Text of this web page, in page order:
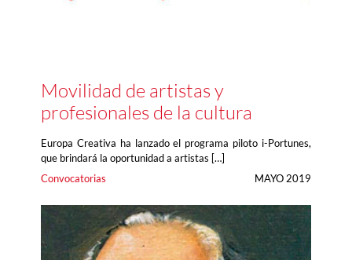
Movilidad de artistas y
profesionales de la cultura
Europa Creativa ha lanzado el programa piloto i-Portunes,
que brindará la oportunidad a artistas […]
Convocatorias
MAYO 2019